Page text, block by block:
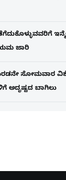
ಜಾರಿ
ಸೋಮವಾರ
ಅದೃಷ್ಟದ ಬಾಗಿಲು